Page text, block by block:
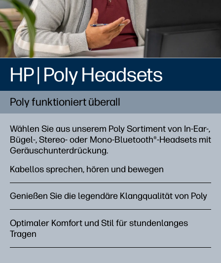
HP | Poly Headsets
Poly funktioniert überall
Wählen Sie aus unserem Poly Sortiment von In-Ear-,
Bügel-, Stereo- oder Mono-Bluetooth®-Headsets mit
Geräuschunterdrückung.
Kabellos sprechen, hören und bewegen
Genießen Sie die legendäre Klangqualität von Poly
Optimaler Komfort und Stil für stundenlanges
Tragen